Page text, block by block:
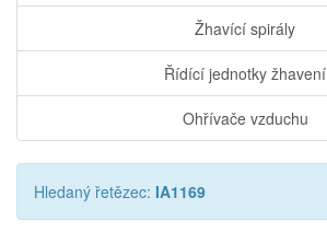
Žhavící spirály
Řídící jednotky žhavení
Ohřívače vzduchu
Hledaný řetězec: IA1169